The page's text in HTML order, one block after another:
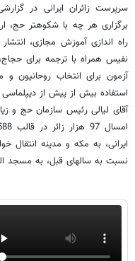
سرپرست زائران ایرانی در
برگزاری هر چه با شکوهتر حج،
راه اندازی آموزش مجازی،
نفیس همراه با ترجمه برای
آزمون برای انتخاب روحانیون
استفاده بیش از پیش از
آقای لیالی رئیس سازمان حج و
ایرانی، به مکه و مدینه انتقال
نسبت به سالهای قبل، به مسجد